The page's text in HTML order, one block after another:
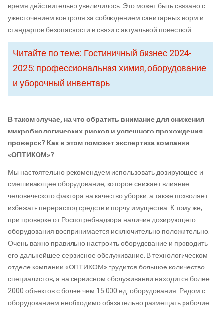
время действительно увеличилось. Это может быть связано с
ужесточением контроля за соблюдением санитарных норм и
стандартов безопасности в связи с актуальной повесткой.
Читайте по теме: Гостиничный бизнес 2024-
2025: профессиональная химия, оборудование
и уборочный инвентарь
В таком случае, на что обратить внимание для снижения
микробиологических рисков и успешного прохождения
проверок? Как в этом поможет экспертиза компании
«ОПТИКОМ»?
Мы настоятельно рекомендуем использовать дозирующее и
смешивающее оборудование, которое снижает влияние
человеческого фактора на качество уборки, а также позволяет
избежать перерасход средств и порчу имущества. К тому же,
при проверке от Роспотребнадзора наличие дозирующего
оборудования воспринимается исключительно положительно.
Очень важно правильно настроить оборудование и проводить
его дальнейшее сервисное обслуживание. В технологическом
отделе компании «ОПТИКОМ» трудится большое количество
специалистов, а на сервисном обслуживании находится более
2000 объектов с более чем 15 000 ед. оборудования. Рядом с
оборудованием необходимо обязательно размещать рабочие